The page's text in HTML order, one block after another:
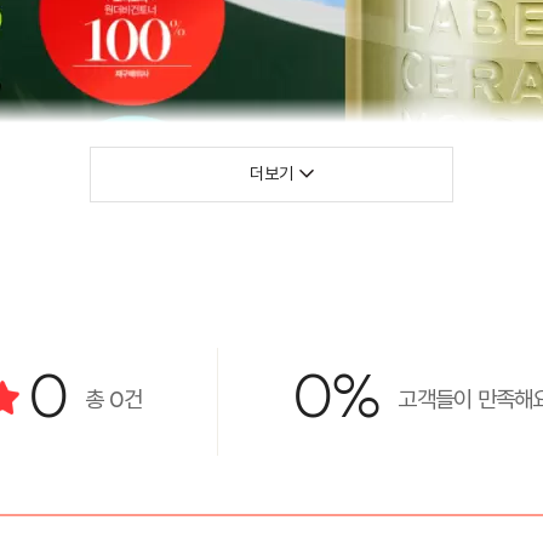
더보기
0 총 0건 0% 고객들이 만족해